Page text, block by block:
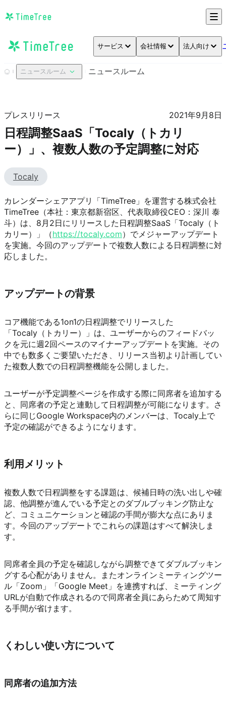
サービス 会社情報 法人向け
ニュースルーム ニュースルーム
プレスリリース 2021年9月8日
日程調整SaaS「Tocaly（トカリ
ー）」、複数人数の予定調整に対応
Tocaly
カレンダーシェアアプリ「TimeTree」を運営する株式会社
TimeTree（本社：東京都新宿区、代表取締役CEO：深川 泰
斗）は、8月2日にリリースした日程調整SaaS「Tocaly（ト
カリー）」（https://tocaly.com）でメジャーアップデート
を実施。今回のアップデートで複数人数による日程調整に対
応しました。
アップデートの背景
コア機能である1on1の日程調整でリリースした
「Tocaly（トカリー）」は、ユーザーからのフィードバッ
クを元に週2回ペースのマイナーアップデートを実施。その
中でも数多くご要望いただき、リリース当初より計画してい
た複数人数での日程調整機能を公開しました。
ユーザーが予定調整ページを作成する際に同席者を追加する
と、同席者の予定と連動して日程調整が可能になります。さ
らに同じGoogle Workspace内のメンバーは、Tocaly上で
予定の確認ができるようになります。
利用メリット
複数人数で日程調整をする課題は、候補日時の洗い出しや確
認、他調整が進んでいる予定とのダブルブッキング防止な
ど、コミュニケーションと確認の手間が膨大な点にありま
す。今回のアップデートでこれらの課題はすべて解決しま
す。
同席者全員の予定を確認しながら調整できてダブルブッキン
グする心配がありません。またオンラインミーティングツー
ル「Zoom」「Google Meet」を連携すれば、ミーティング
URLが自動で作成されるので同席者全員にあらためて周知す
る手間が省けます。
くわしい使い方について
同席者の追加方法